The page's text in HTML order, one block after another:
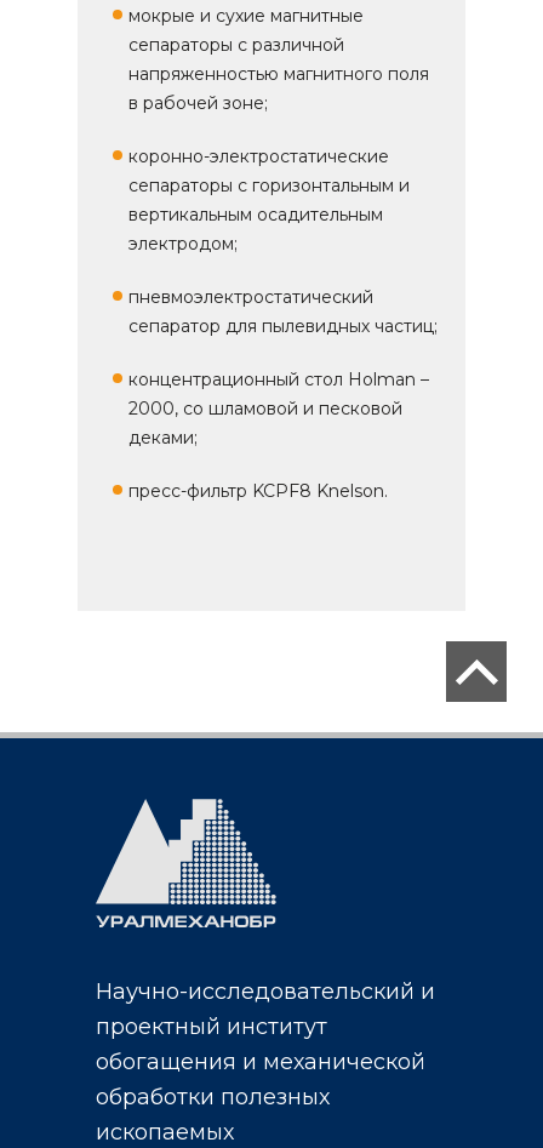
мокрые и сухие магнитные
сепараторы с различной
напряженностью магнитного поля
в рабочей зоне;
коронно-электростатические
сепараторы с горизонтальным и
вертикальным осадительным
электродом;
пневмоэлектростатический
сепаратор для пылевидных частиц;
концентрационный стол Holman –
2000, со шламовой и песковой
деками;
пресс-фильтр KCPF8 Knelson.
Научно-исследовательский и
проектный институт
обогащения и механической
обработки полезных
ископаемых